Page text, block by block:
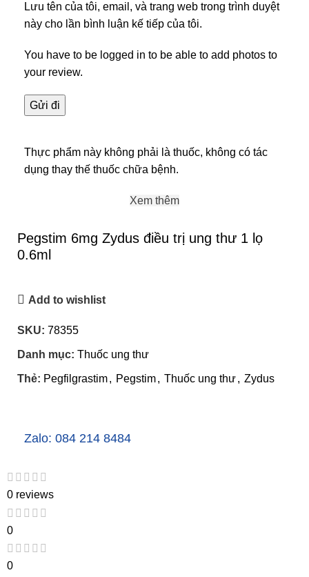
Lưu tên của tôi, email, và trang web trong trình duyệt
này cho lần bình luận kế tiếp của tôi.
You have to be logged in to be able to add photos to
your review.
Thực phẩm này không phải là thuốc, không có tác
dụng thay thế thuốc chữa bệnh.
Xem thêm
Pegstim 6mg Zydus điều trị ung thư 1 lọ
0.6ml
Add to wishlist
SKU: 78355
Danh mục: Thuốc ung thư
Thẻ: Pegfilgrastim, Pegstim, Thuốc ung thư, Zydus
Zalo: 084 214 8484
0 reviews
0
0